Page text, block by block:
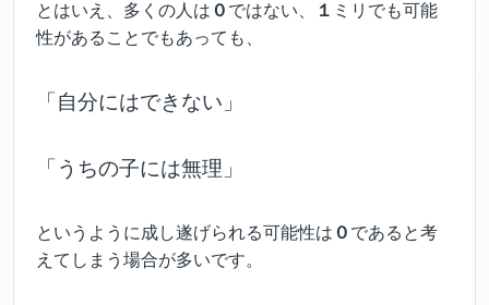
とはいえ、多くの人は ０ ではない、 １ ミリでも可能
性があることでもあっても、
「自分にはできない」
「うちの子には無理」
というように成し遂げられる可能性は ０ であると考
えてしまう場合が多いです。